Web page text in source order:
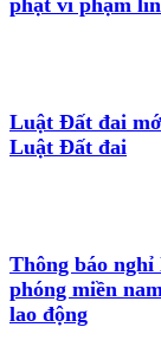
Luật Đất đai
Luật Đất đai
Thông báo
phóng miền
lao động